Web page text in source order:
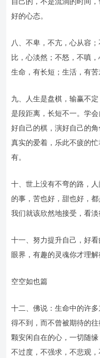
好的心态。
八、不卑，不亢，心从容
比，心淡然；不怒，不嗔
生命，有长短；生活，有苦
九、人生是盘棋，输赢不
是段距离，长短不一。学
好自己的棋，演好自己的
真实的爱着，乐此不疲的
有。
十、世上没有不弯的路，
的事，苦也好，甜也好，
我们就该欣然地接受，看淡
十一、努力提升自己，好
眼界，有趣的灵魂你才理解
空空如也篇
十二、佛说：生命中的许
得不到，而不曾被期待的
颗安闲自在的心，一切随
不过度，不强求，不悲观